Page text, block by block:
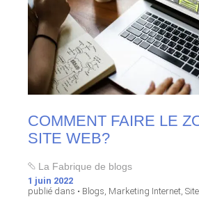
COMMENT FAIRE LE
SITE WEB?
La Fabrique de blogs
1 juin 2022
publié dans • Blogs, Marketing Internet,